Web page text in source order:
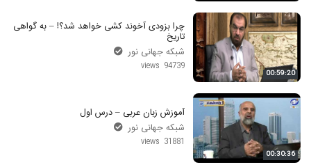
00:59:20
چرا بزودی آخوند کشی خواهد شد؟! – به گواهی
تاریخ
شبکه جهانی نور
94739 views
00:30:36
آموزش زبان عربی – درس اول
شبکه جهانی نور
31881 views